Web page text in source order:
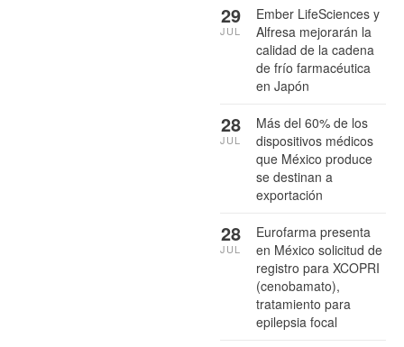
Ember LifeSciences y
Alfresa mejorarán la
calidad de la cadena
de frío farmacéutica
en Japón
29
JUL
Más del 60% de los
dispositivos médicos
que México produce
se destinan a
exportación
28
JUL
Eurofarma presenta
en México solicitud de
registro para XCOPRI
(cenobamato),
tratamiento para
epilepsia focal
28
JUL